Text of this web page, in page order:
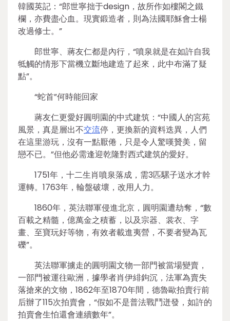
韓國英記：“郎世寧拙于design，故所作如樓閣之鐵
欄，亦費盡心血。現實鍛造者，則為法國耶穌會士楊
改過修士。”
郎世寧、蔣友仁都是內行，“噴泉就是在如許自我
牴觸的情形下當機立斷地建造了起來，此中布滿了疑
點”。
“蛇首”何時能回家
蔣友仁更愛好圓明園的中式建筑：“中國人的宮苑
風景，真是層出不交流停，更換新的資料迭異，人們
在這里游玩，沒有一點厭倦，只是令人驚嘆贊美，留
戀不已。”但他必需逢迎乾隆對西式建筑的愛好。
1751年，十二生肖噴泉落成，需3匹騾子送水才幹
運轉。1763年，輪盤破壞，改用人力。
1860年，英法聯軍侵進北京，圓明園遭劫奪，“數
百載之精髓，億萬金之積蓄，以及宗器、裳衣、字
畫、至寶玩好等物，有效者載進夷營，不要者變為瓦
礫”。
英法聯軍擄走的圓明園文物一部門被當場變賣，
一部門被運往歐洲，據學者肖伊緋鉤沉，法軍為賣失
落搶來的文物，1862年至1870年間，德魯歐拍賣行前
后辦了115次拍賣會，“假如不是普法戰鬥迸發，如許的
拍賣會生怕還會連續數年”。